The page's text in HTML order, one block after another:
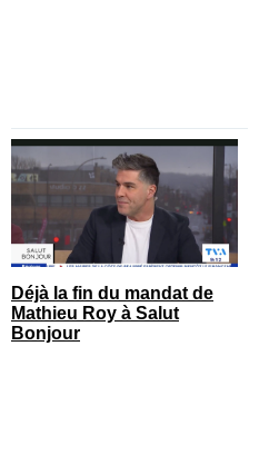
Déjà la fin du mandat de
Mathieu Roy à Salut
Bonjour